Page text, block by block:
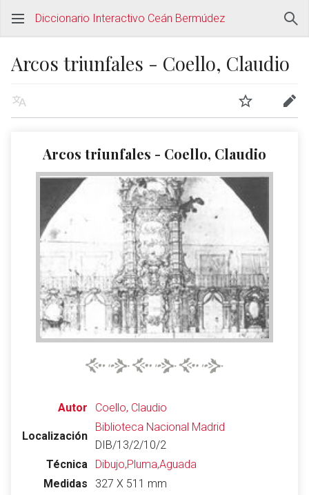
Abrir menú principal
Diccionario Interactivo Ceán Bermúdez
Arcos triunfales - Coello, Claudio
Arcos triunfales - Coello, Claudio
Autor Coello, Claudio
Localización
Biblioteca Nacional Madrid
DIB/13/2/10/2
Técnica
Dibujo,Pluma,Aguada
Medidas
327 X 511 mm